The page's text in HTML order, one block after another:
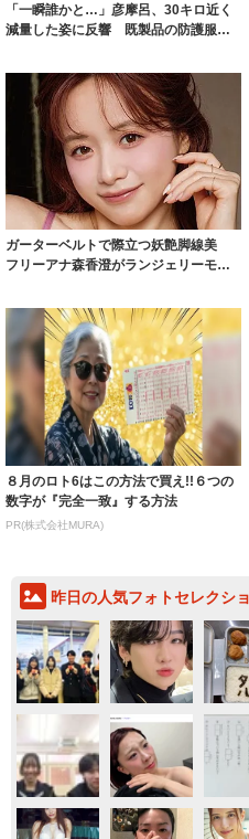
「一瞬誰かと…」彦摩呂、30キロ近く
減量した姿に反響 既製品の防護服が
ガーターベルトで際立つ妖艶脚線美
フリーアナ森香澄がランジェリーモデ
８月のロト6はこの方法で買え!!６つの
数字が『完全一致』する方法
PR(株式会社MURA)
昨日の人気フォトセレクシ